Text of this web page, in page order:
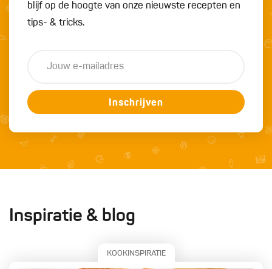
blijf op de hoogte van onze nieuwste recepten en
tips- & tricks.
Inschrijven
Inspiratie & blog
KOOKINSPIRATIE